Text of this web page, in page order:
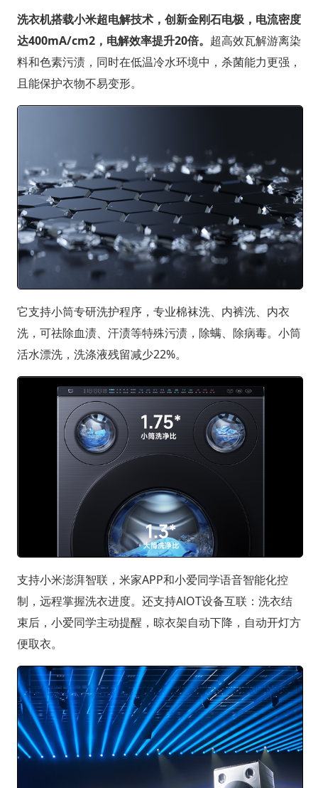
洗衣机搭载小米超电解技术，创新金刚石电极，电流密度
达400mA/cm2，电解效率提升20倍。 超高效瓦解游离染
料和色素污渍，同时在低温冷水环境中，杀菌能力更强，
且能保护衣物不易变形。
它支持小筒专研洗护程序，专业棉袜洗、内裤洗、内衣
洗，可祛除血渍、汗渍等特殊污渍，除螨、除病毒。小筒
活水漂洗，洗涤液残留减少22%。
支持小米澎湃智联，米家APP和小爱同学语音智能化控
制，远程掌握洗衣进度。还支持AlOT设备互联：洗衣结
束后，小爱同学主动提醒，晾衣架自动下降，自动开灯方
便取衣。